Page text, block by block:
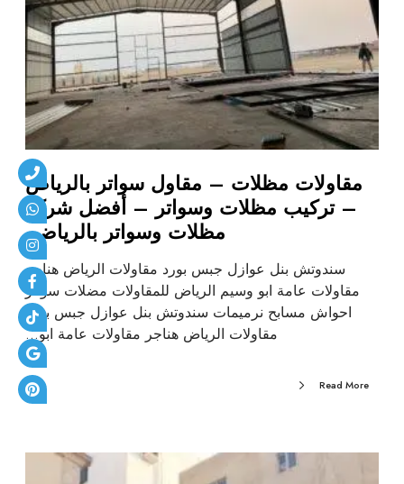
مقاولات مظلات – مقاول سواتر بالرياض
– تركيب مظلات وسواتر – أفضل شركة
مظلات وسواتر بالرياض.
سندوتش بنل عوازل جبس بورد مقاولات الرياض هناجر
مقاولات عامة ابو وسيم الرياض للمقاولات مضلات سواتر
احواش مسابح نرميمات سندوتش بنل عوازل جبس بورد
مقاولات الرياض هناجر مقاولات عامة ابو…
Read More